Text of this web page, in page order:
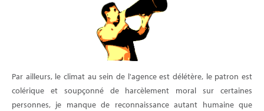
Par ailleurs, le climat au sein de l'agence est délétère, le patron est
colérique et soupçonné de harcèlement moral sur certaines
personnes, je manque de reconnaissance autant humaine que